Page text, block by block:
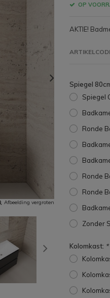
Afbeelding vergroten
OP
AKTIE!
Spiegel
Spiegel
Ronde
Ronde
Ronde
Zonder
Kolomkast: *